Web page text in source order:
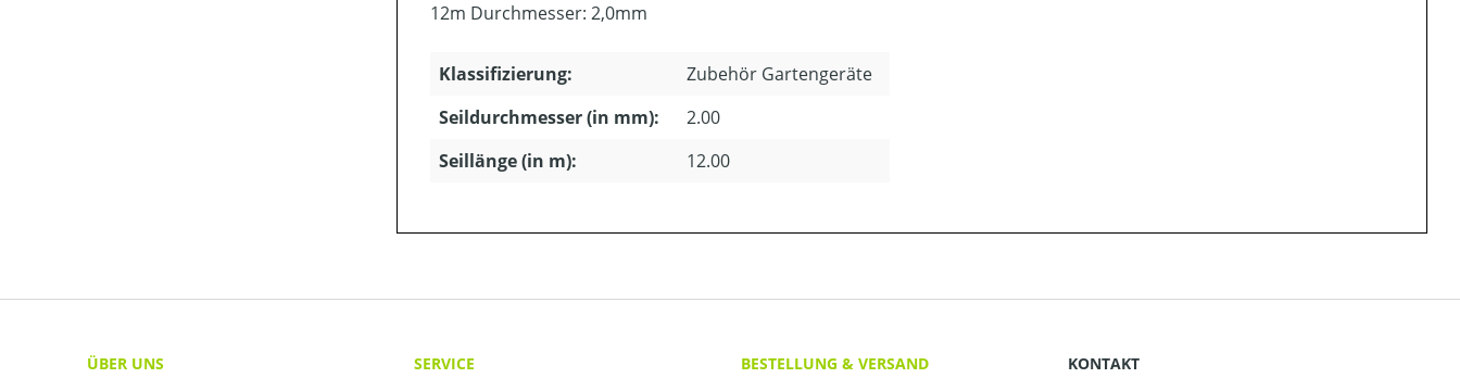
12m Durchmesser: 2,0mm
Klassifizierung:
Zubehör Gartengeräte
Seildurchmesser (in mm):
2.00
Seillänge (in m):
12.00
ÜBER UNS
SERVICE
BESTELLUNG & VERSAND
KONTAKT